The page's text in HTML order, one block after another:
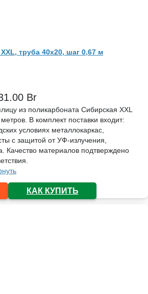
труба 40х20, шаг 0,67 м
Br
из поликарбоната Сибирская XXL
В комплект поставки входит:
условиях металлокаркас,
с защитой от УФ-излучения,
Качество материалов подтверждено
КАК КУПИТЬ